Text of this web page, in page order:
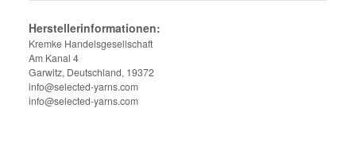
Herstellerinformationen:
Kremke Handelsgesellschaft
Am Kanal 4
Garwitz, Deutschland, 19372
info@selected-yarns.com
info@selected-yarns.com